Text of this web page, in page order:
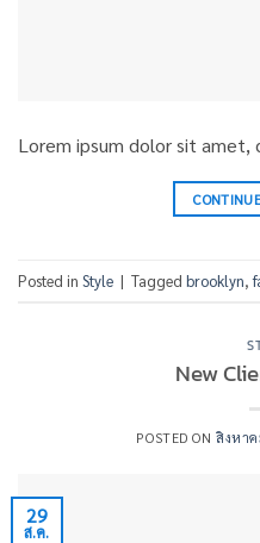
Lorem ipsum dolor sit
Posted in Style | Tagged brooklyn,
New
POSTED ONสิงหาค
29
ส.ค.